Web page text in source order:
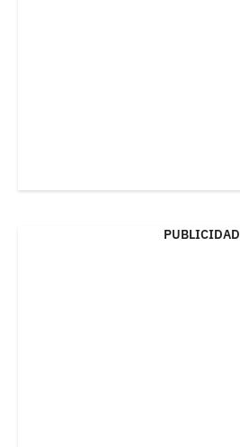
PUBLICIDAD